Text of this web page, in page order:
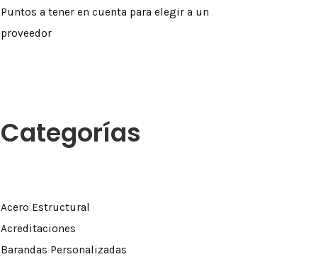
Puntos a tener en cuenta para elegir a un
proveedor
Categorías
Acero Estructural
Acreditaciones
Barandas Personalizadas